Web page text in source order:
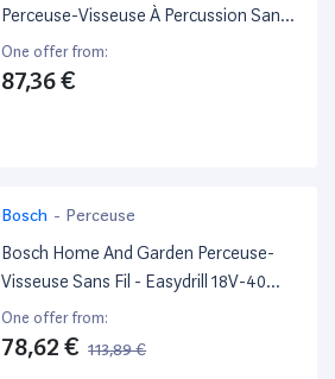
Perceuse-Visseuse À Percussion Sans-
Fil Gsb 12V-15 (Avec Étui De Ceinture
Holster, Sans Batterie Ni Chargeur,
One offer from:
87,36 €
Bosch - Perceuse
Bosch Home And Garden Perceuse-
Visseuse Sans Fil - Easydrill 18V-40
(Visser Ou Percer Dans Le Bois, Métal
Et Plastique; 241 Accessoires; 1 Bat 18V
One offer from:
78,62 € 113,89 €